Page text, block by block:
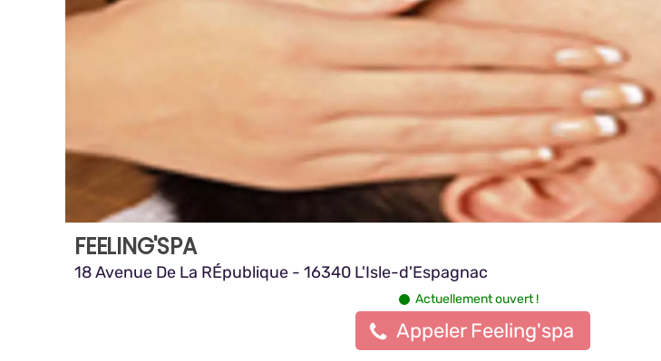
FEELING'SPA
18 Avenue De La RÉpublique - 16340 L'Isle-d'Espagnac
Actuellement ouvert !
Appeler Feeling'spa